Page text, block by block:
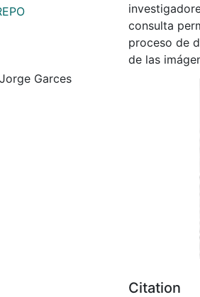
Garces
consulta
proceso de
de las
Citation